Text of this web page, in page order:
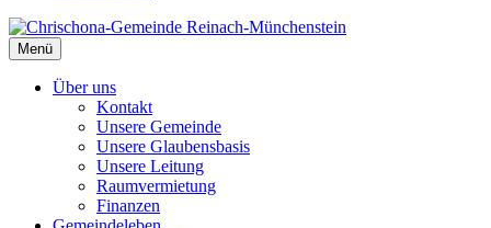
Menü
Über uns
Kontakt
Unsere Gemeinde
Unsere Glaubensbasis
Unsere Leitung
Raumvermietung
Finanzen